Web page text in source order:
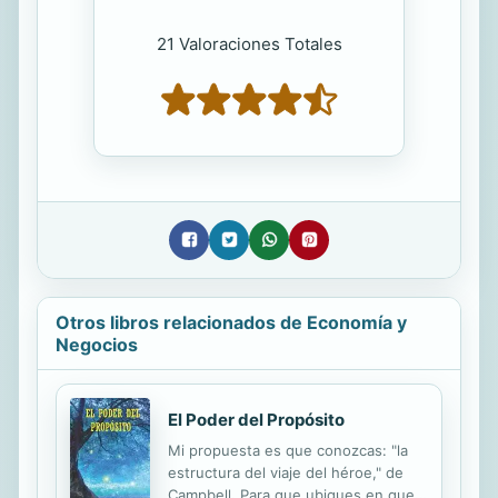
21 Valoraciones Totales
Otros libros relacionados de Economía y
Negocios
El Poder del Propósito
Mi propuesta es que conozcas: "la
estructura del viaje del héroe," de
Campbell. Para que ubiques en que